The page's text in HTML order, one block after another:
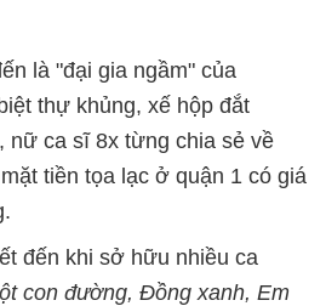
là "đại gia ngầm" của
thự khủng, xế hộp đắt
ca sĩ 8x từng chia sẻ về
tiền tọa lạc ở quận 1 có giá
đến khi sở hữu nhiều ca
con đường, Đồng xanh, Em